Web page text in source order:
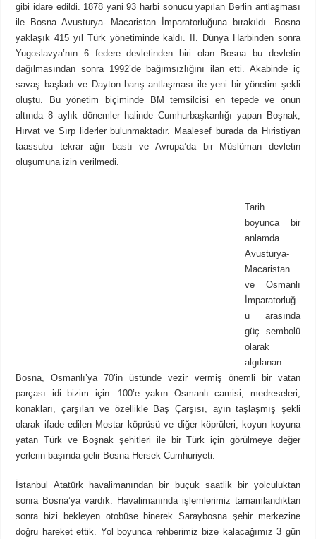
gibi idare edildi. 1878 yani 93 harbi sonucu yapılan Berlin antlaşması
ile Bosna Avusturya- Macaristan İmparatorluğuna bırakıldı. Bosna
yaklaşık 415 yıl Türk yönetiminde kaldı. II. Dünya Harbinden sonra
Yugoslavya’nın 6 federe devletinden biri olan Bosna bu devletin
dağılmasından sonra 1992’de bağımsızlığını ilan etti. Akabinde iç
savaş başladı ve Dayton barış antlaşması ile yeni bir yönetim şekli
oluştu. Bu yönetim biçiminde BM temsilcisi en tepede ve onun
altında 8 aylık dönemler halinde Cumhurbaşkanlığı yapan Boşnak,
Hırvat ve Sırp liderler bulunmaktadır. Maalesef burada da Hıristiyan
taassubu tekrar ağır bastı ve Avrupa’da bir Müslüman devletin
oluşumuna izin verilmedi.
Tarih
boyunca bir
anlamda
Avusturya-
Macaristan
ve Osmanlı
İmparatorluğ
u arasında
güç sembolü
olarak
algılanan
Bosna, Osmanlı’ya 70’in üstünde vezir vermiş önemli bir vatan
parçası idi bizim için. 100’e yakın Osmanlı camisi, medreseleri,
konakları, çarşıları ve özellikle Baş Çarşısı, ayın taşlaşmış şekli
olarak ifade edilen Mostar köprüsü ve diğer köprüleri, koyun koyuna
yatan Türk ve Boşnak şehitleri ile bir Türk için görülmeye değer
yerlerin başında gelir Bosna Hersek Cumhuriyeti.
İstanbul Atatürk havalimanından bir buçuk saatlik bir yolculuktan
sonra Bosna’ya vardık. Havalimanında işlemlerimiz tamamlandıktan
sonra bizi bekleyen otobüse binerek Saraybosna şehir merkezine
doğru hareket ettik. Yol boyunca rehberimiz bize kalacağımız 3 gün